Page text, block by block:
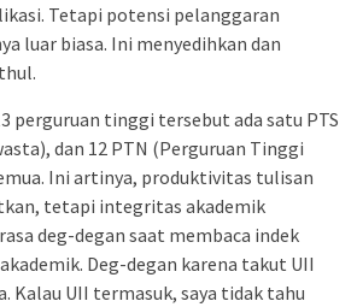
Tetapi potensi pelanggaran
luar biasa. Ini menyedihkan dan
perguruan tinggi tersebut ada satu PTS
dan 12 PTN (Perguruan Tinggi
Ini artinya, produktivitas tulisan
tetapi integritas akademik
deg-degan saat membaca indek
Deg-degan karena takut UII
Kalau UII termasuk, saya tidak tahu